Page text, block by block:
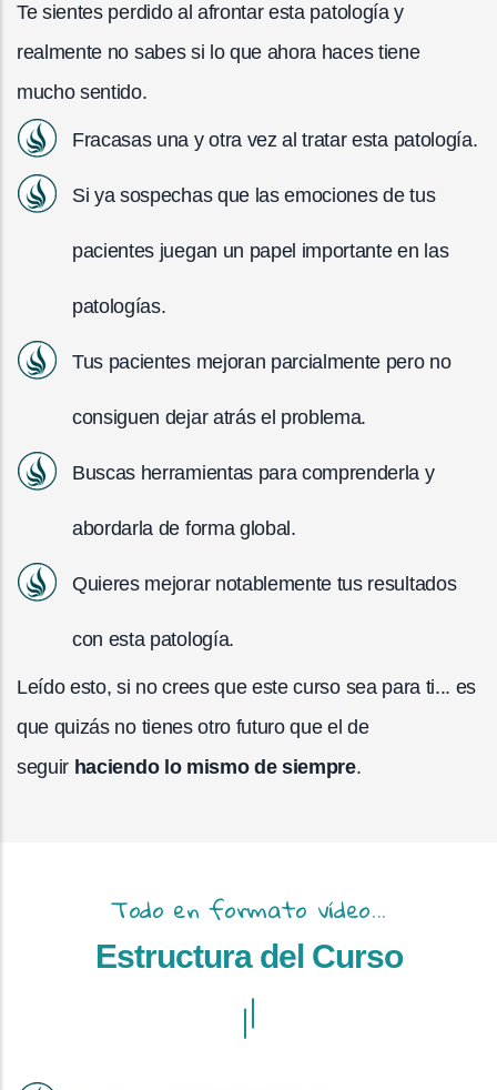
Te sientes perdido al afrontar esta patología y
realmente no sabes si lo que ahora haces tiene
mucho sentido.
Fracasas una y otra vez al tratar esta patología.
Si ya sospechas que las emociones de tus
pacientes juegan un papel importante en las
patologías.
Tus pacientes mejoran parcialmente pero no
consiguen dejar atrás el problema.
Buscas herramientas para comprenderla y
abordarla de forma global.
Quieres mejorar notablemente tus resultados
con esta patología.
Leído esto, si no crees que este curso sea para ti... es
que quizás no tienes otro futuro que el de
seguir haciendo lo mismo de siempre.
Todo en formato vídeo...
Estructura del Curso